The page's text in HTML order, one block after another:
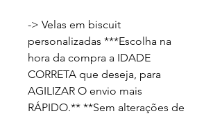
-> Velas em biscuit
personalizadas ***Escolha na
hora da compra a IDADE
CORRETA que deseja, para
AGILIZAR O envio mais
RÁPIDO.** **Sem alterações de